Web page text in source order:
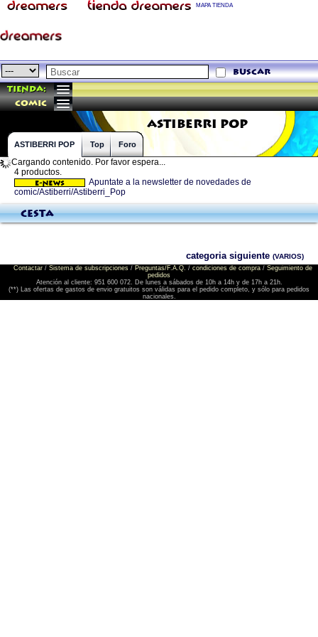
MAPA TIENDA
buscar
Tienda:
comic
ASTIBERRI POP
ASTIBERRI POP Top Foro
Cargando contenido. Por favor espera...
4 productos.
Apuntate a la newsletter de novedades de
comic/Astiberri/Astiberri_Pop
Cesta
categoria siguiente (VARIOS)
Contactar/ Sistema de subscripciones/ Preguntas/F.A.Q. / condiciones de compra/ Seguimiento de
pedidos
Atención al cliente: 951 600 072. De lunes a sábados de 10h a 14h y de 17h a 21h.
(**) Las ofertas de gastos de envio gratuitos son válidas para el pedido completo, y sólo para pedidos
nacionales.